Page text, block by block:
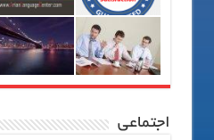
اجتماعی